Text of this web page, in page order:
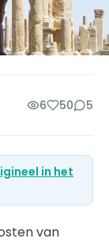
6 50 5
in het
van